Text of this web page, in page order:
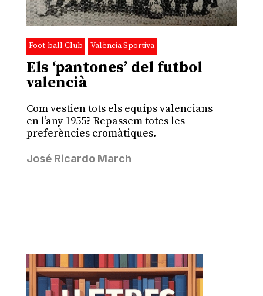
Foot-ball Club València Sportiva
Els ‘pantones’ del futbol
valencià
Com vestien tots els equips valencians
en l’any 1955? Repassem totes les
preferències cromàtiques.
José Ricardo March